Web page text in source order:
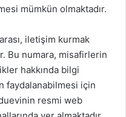
mümkün olmaktadır.
iletişim kurmak
Bu numara, misafirlerin
hakkında bilgi
faydalanabilmesi için
resmi web